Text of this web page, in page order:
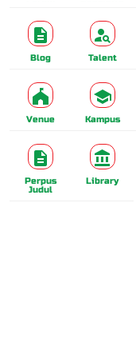
Blog Talent
Venue Kampus
Perpus
Judul
Library